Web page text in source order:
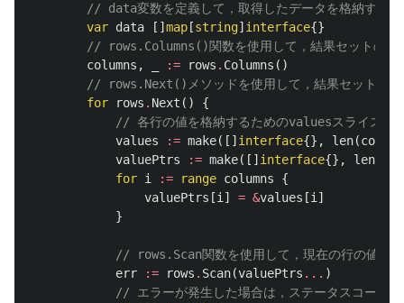
// data変数を定義して，取得したデータを格納するた
var data [] map [string] interface{}
// rows.Columns()関数を使用して，結果セットのカ
columns , := rows . Columns ()
// rows.Next()メソッドを使用して，結果セットの各
for
rows . Next ()
{
// 各行の値を格納するためのvaluesスライスと
values
:= make([] interface{}, len(
valuePtrs
:= make([] interface{}, len
for i := range columns
{
valuePtrs [i ] = &values [i ]
}
// rows.Scan関数を使用して，現在の行の値を
err
:= rows . Scan(valuePtrs ... )
// エラーが発生した場合は，ステータスコー